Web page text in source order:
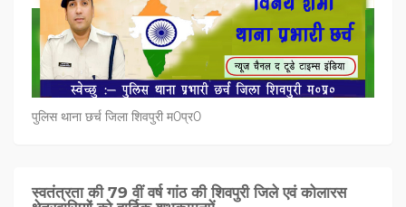
पुलिस थाना छर्च जिला शिवपुरी म0प्र0
स्वतंत्रता की 79 वीं वर्ष गांठ की शिवपुरी जिले एवं कोलारस